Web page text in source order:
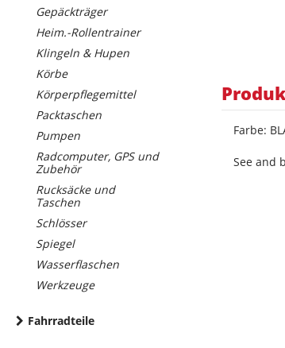
Gepäckträger
Heim.-Rollentrainer
Klingeln & Hupen
Körbe
Körperpflegemittel
Packtaschen
Pumpen
Radcomputer, GPS und
Zubehör
Rucksäcke und
Taschen
Schlösser
Spiegel
Wasserflaschen
Werkzeuge
Fahrradteile
Farbe:
See and